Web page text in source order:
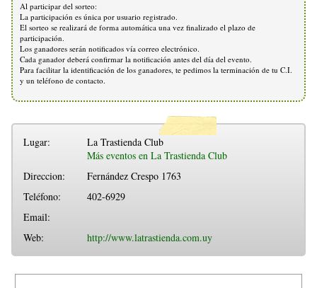
Al participar del sorteo:
La participación es única por usuario registrado.
El sorteo se realizará de forma automática una vez finalizado el plazo de
participación.
Los ganadores serán notificados vía correo electrónico.
Cada ganador deberá confirmar la notificación antes del día del evento.
Para facilitar la identificación de los ganadores, te pedimos la terminación de tu C.I.
y un teléfono de contacto.
Lugar:
La Trastienda Club
Más eventos en La Trastienda Club
Direccion:
Fernández Crespo 1763
Teléfono:
402-6929
Email:
Web:
http://www.latrastienda.com.uy